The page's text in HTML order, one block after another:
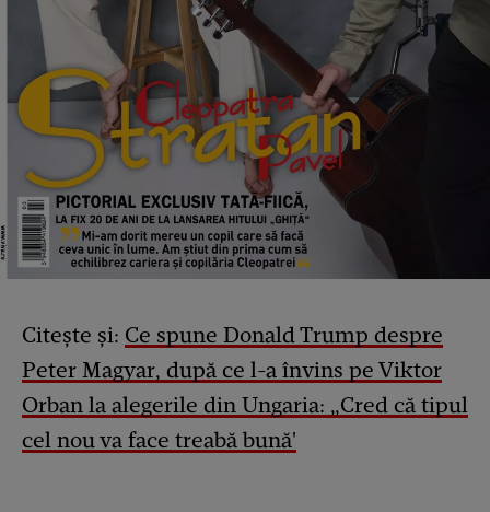
Citește și: Ce spune Donald Trump despre
Peter Magyar, după ce l-a învins pe Viktor
Orban la alegerile din Ungaria: „Cred că tipul
cel nou va face treabă bună'